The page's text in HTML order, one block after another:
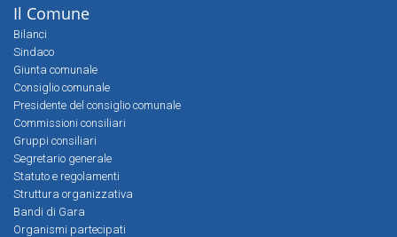
Il Comune
Bilanci
Sindaco
Giunta comunale
Consiglio comunale
Presidente del consiglio comunale
Commissioni consiliari
Gruppi consiliari
Segretario generale
Statuto e regolamenti
Struttura organizzativa
Bandi di Gara
Organismi partecipati